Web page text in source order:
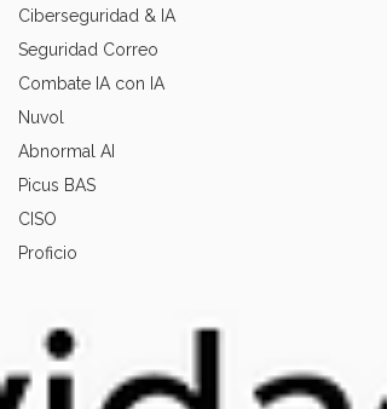
Ciberseguridad & IA
Seguridad Correo
Combate IA con IA
Nuvol
Abnormal AI
Picus BAS
CISO
Proficio